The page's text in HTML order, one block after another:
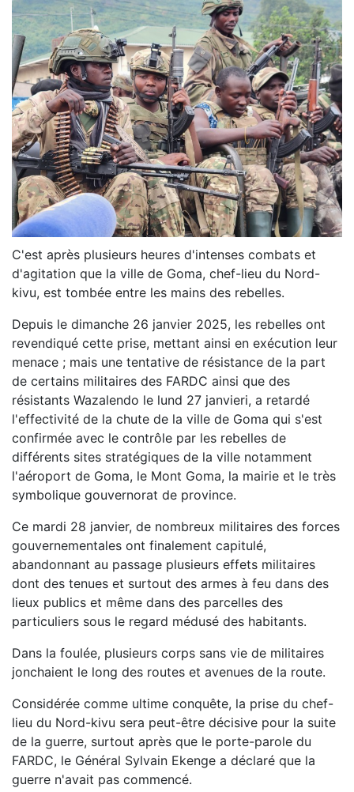
C'est après plusieurs heures d'intenses combats et
d'agitation que la ville de Goma, chef-lieu du Nord-
kivu, est tombée entre les mains des rebelles.
Depuis le dimanche 26 janvier 2025, les rebelles ont
revendiqué cette prise, mettant ainsi en exécution leur
menace ; mais une tentative de résistance de la part
de certains militaires des FARDC ainsi que des
résistants Wazalendo le lund 27 janvieri, a retardé
l'effectivité de la chute de la ville de Goma qui s'est
confirmée avec le contrôle par les rebelles de
différents sites stratégiques de la ville notamment
l'aéroport de Goma, le Mont Goma, la mairie et le très
symbolique gouvernorat de province.
Ce mardi 28 janvier, de nombreux militaires des forces
gouvernementales ont finalement capitulé,
abandonnant au passage plusieurs effets militaires
dont des tenues et surtout des armes à feu dans des
lieux publics et même dans des parcelles des
particuliers sous le regard médusé des habitants.
Dans la foulée, plusieurs corps sans vie de militaires
jonchaient le long des routes et avenues de la route.
Considérée comme ultime conquête, la prise du chef-
lieu du Nord-kivu sera peut-être décisive pour la suite
de la guerre, surtout après que le porte-parole du
FARDC, le Général Sylvain Ekenge a déclaré que la
guerre n'avait pas commencé.